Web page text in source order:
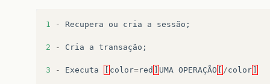
log
debug ( "BUSCA geral da classe "
lista
= query
log.debug("Ocorreu um erro ao
1 - Recupera ou cria a sessão ;
2 - Cria a transação ;
3 - Executa color=red UMA OPERAÇÃO /color